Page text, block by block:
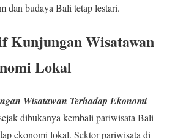
dan budaya Bali tetap lestari.
Kunjungan Wisatawan
Lokal
Wisatawan Terhadap Ekonomi
dibukanya kembali pariwisata Bali
ekonomi lokal. Sektor pariwisata di